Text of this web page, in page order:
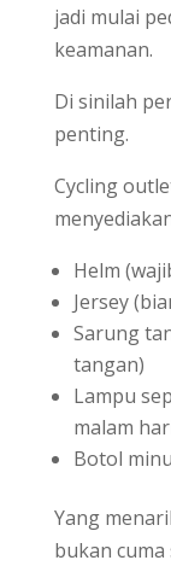
jadi mulai
keamanan.
Di sinilah
penting.
Cycling
Helm
Jersey
Sarung
tangan)
Lampu
malam
Botol
Yang
bukan